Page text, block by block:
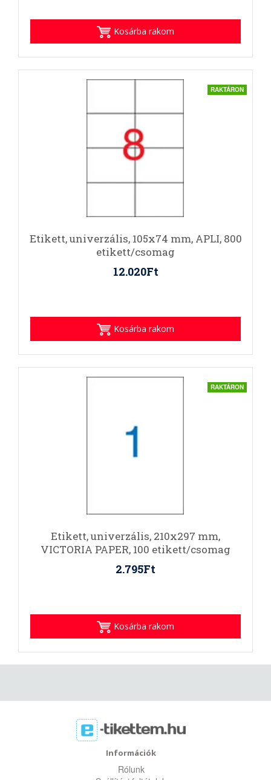
Kosárba rakom
RAKTÁRON
Etikett, univerzális, 105x74 mm, APLI, 800
etikett/csomag
12.020Ft
Kosárba rakom
RAKTÁRON
Etikett, univerzális, 210x297 mm,
VICTORIA PAPER, 100 etikett/csomag
2.795Ft
Kosárba rakom
Információk
Rólunk